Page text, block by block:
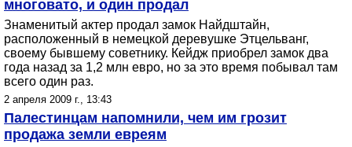
многовато, и один продал
Знаменитый актер продал замок Найдштайн,
расположенный в немецкой деревушке Этцельванг,
своему бывшему советнику. Кейдж приобрел замок два
года назад за 1,2 млн евро, но за это время побывал там
всего один раз.
2 апреля 2009 г., 13:43
Палестинцам напомнили, чем им грозит
продажа земли евреям